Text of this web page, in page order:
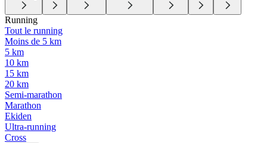
Running
Tout le running
Moins de 5 km
5 km
10 km
15 km
20 km
Semi-marathon
Marathon
Ekiden
Ultra-running
Cross